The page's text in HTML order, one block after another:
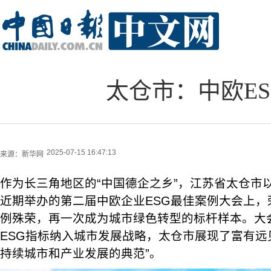
太仓市：中欧
来源： 新华网 2025-07-15 16:47:13
作为长三角地区的“中国德企之乡”，江苏省太仓市
近期举办的第二届中欧企业ESG最佳案例大会上，
例殊荣，再一次成为城市绿色转型的标杆样本。大
ESG指标纳入城市发展战略，太仓市展现了富有
持续城市和产业发展的典范”。